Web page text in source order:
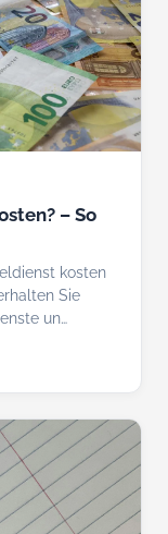
– So
kosten
Sie
un…